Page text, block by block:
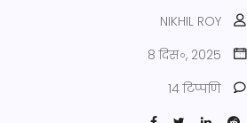
NIKHIL ROY
8 दिस॰, 2025
14 टिप्पणि